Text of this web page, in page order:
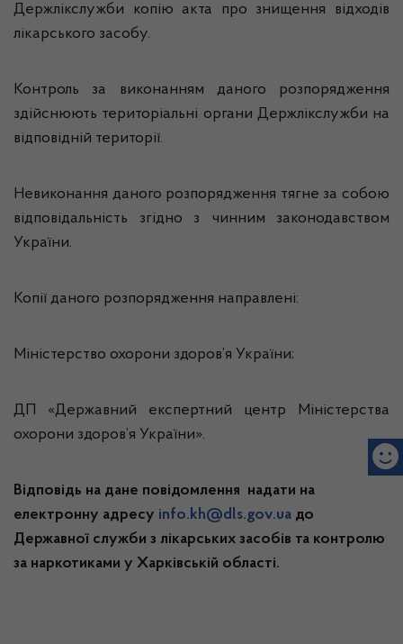
Держлікслужби копію акта про знищення відходів
лікарського засобу.
Контроль за виконанням даного розпорядження
здійснюють територіальні органи Держлікслужби на
відповідній території.
Невиконання даного розпорядження тягне за собою
відповідальність згідно з чинним законодавством
України.
Копії даного розпорядження направлені:
Міністерство охорони здоров’я України;
ДП «Державний експертний центр Міністерства
охорони здоров’я України».
Відповідь на дане повідомлення надати на
електронну адресу info.kh@dls.gov.ua до
Державної служби з лікарських засобів та контролю
за наркотиками у Харківській області.